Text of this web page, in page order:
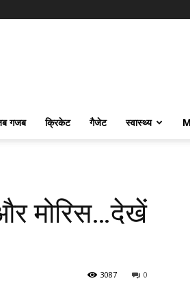
गजब क्रिकेट गैजेट स्वास्थ्य
मोरिस…देखें
0
3087